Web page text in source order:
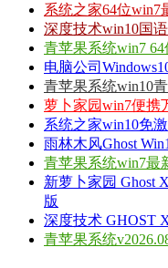
系统之家64位win7
深度技术win10国
青苹果系统win7
电脑公司
青苹果系统win10
萝卜家园win7便携
系统之家win10免
雨林木风Ghost
青苹果系统win7最
新萝卜家园 Ghost
版
深度技术 GHOST
青苹果系统